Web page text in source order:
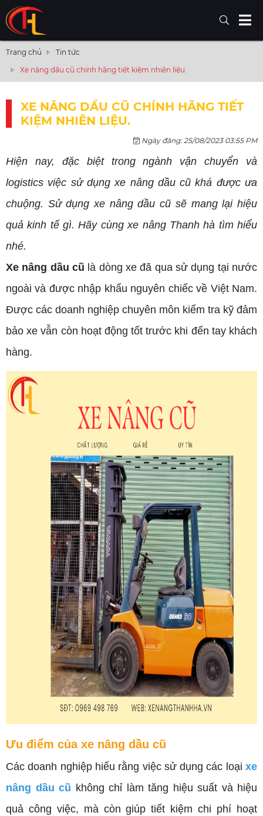
Trang chủ
Tin tức
Xe nâng dầu cũ chính hãng tiết kiệm nhiên liệu.
XE NÂNG DẦU CŨ CHÍNH HÃNG TIẾT
KIỆM NHIÊN LIỆU.
Ngày đăng: 25/08/2023 03:55 PM
Hiện nay, đặc biệt trong ngành vận chuyển và
logistics việc sử dụng xe nâng dầu cũ khá được ưa
chuộng. Sử dụng xe nâng dầu cũ sẽ mang lại hiệu
quả kinh tế gì. Hãy cùng xe nâng Thanh hà tìm hiểu
nhé.
Xe nâng dầu cũ là dòng xe đã qua sử dụng tại nước
ngoài và được nhập khẩu nguyên chiếc về Việt Nam.
Được các doanh nghiệp chuyên môn kiểm tra kỹ đảm
bảo xe vẫn còn hoạt động tốt trước khi đến tay khách
hàng.
Ưu điểm của xe nâng dầu cũ
Các doanh nghiệp hiểu rằng việc sử dụng các loại xe
nâng dầu cũ không chỉ làm tăng hiệu suất và hiệu
quả công việc, mà còn giúp tiết kiệm chi phí hoạt